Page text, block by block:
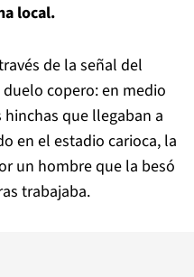
local.
de la señal del
copero: en medio
que llegaban a
en el estadio carioca, la
un hombre que la besó
trabajaba.